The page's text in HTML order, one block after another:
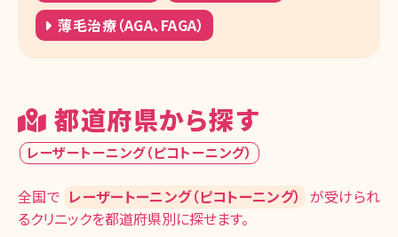
薄毛治療（AGA、FAGA）
都道府県から探す
レーザートーニング（ピコトーニング）
全国で レーザートーニング（ピコトーニング） が受けられ
るクリニックを都道府県別に探せます。